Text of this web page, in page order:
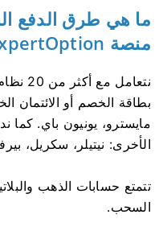
ما هي طرق الدفع
منصة ExpertOption؟
بطاقة الخصم أو الائتمان
مايسترو، يونيون باي. كما
الأخرى: نيتيلر، سكريل،
تتمتع حسابات الذهب
السحب.